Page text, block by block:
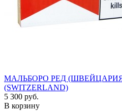
МАЛЬБОРО РЕД (ШВЕЙЦАРИЯ)
(SWITZERLAND)
5 300 руб.
В корзину